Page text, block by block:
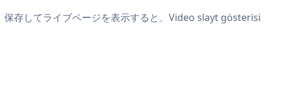
存してライブページを表示すると、Video slayt gösterisi